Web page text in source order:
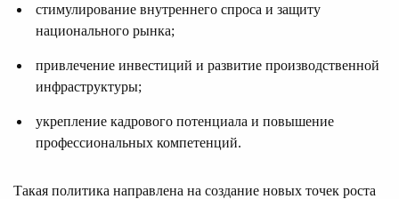
стимулирование внутреннего спроса и защиту
национального рынка;
привлечение инвестиций и развитие производственной
инфраструктуры;
укрепление кадрового потенциала и повышение
профессиональных компетенций.
Такая политика направлена на создание новых точек роста